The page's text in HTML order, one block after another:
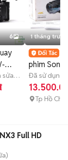
6
sửa
1 tháng trước
phim Sony
FDR-
97%
Đã sử dụng
chữa) 3
Tp Hồ Chí
Full HD